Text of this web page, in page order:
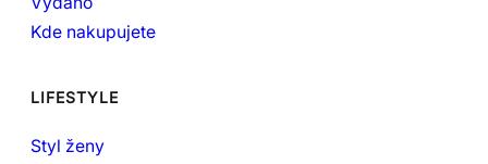
Kde nakupujete
LIFESTYLE
Styl ženy